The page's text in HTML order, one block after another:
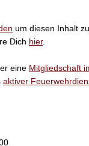
um diesen Inhalt
Dich hier.
eine Mitgliedschaft
aktiver